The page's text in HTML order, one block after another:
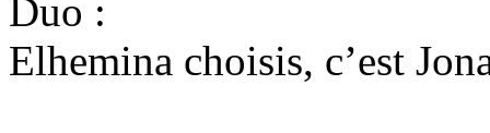
Duo :
Elhemina choisis, c’est